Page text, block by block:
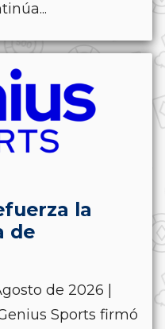
la
de
de 2026 |
Sports firmó